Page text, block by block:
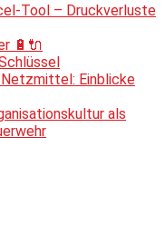
Tool – Druckverluste
🔋🔌
Einblicke
als